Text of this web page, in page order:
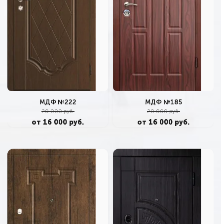
МДФ №222
20 000 руб.
от 16 000 руб.
МДФ №185
20 000 руб.
от 16 000 руб.